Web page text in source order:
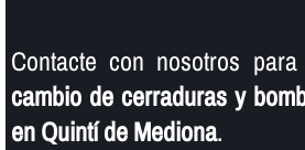
Contacte con nosotros
cambio de cerraduras y
en Quintí de Mediona.